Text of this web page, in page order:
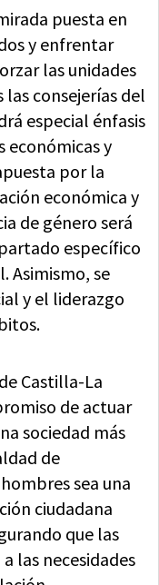
puesta en
y enfrentar
las unidades
consejerías del
especial énfasis
económicas y
por la
económica y
de género será
específico
Asimismo, se
y el liderazgo
Castilla-La
de actuar
sociedad más
de
sea una
ciudadana
que las
las necesidades